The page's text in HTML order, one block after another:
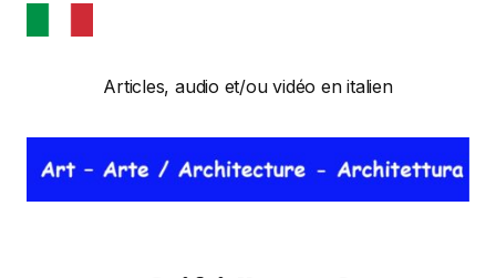
Articles, audio et/ou vidéo en italien